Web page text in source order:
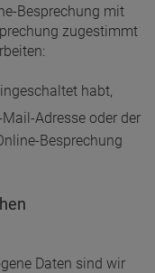
Besprechung mit
zugestimmt
habt,
Adresse oder der
Besprechung
Daten sind wir